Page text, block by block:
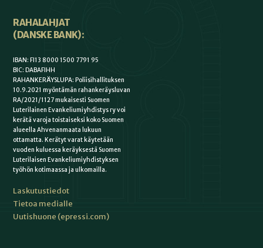
RAHALAHJAT
(DANSKE BANK):
IBAN: FI13 8000 1500 7791 95
BIC: DABAFIHH
RAHANKERÄYSLUPA: Poliisihallituksen
10.9.2021 myöntämän rahankeräysluvan
RA/2021/1127 mukaisesti Suomen
Luterilainen Evankeliumiyhdistys ry voi
kerätä varoja toistaiseksi koko Suomen
alueella Ahvenanmaata lukuun
ottamatta. Kerätyt varat käytetään
vuoden kuluessa keräyksestä Suomen
Luterilaisen Evankeliumiyhdistyksen
työhön kotimaassa ja ulkomailla.
Laskutustiedot
Tietoa medialle
Uutishuone (epressi.com)